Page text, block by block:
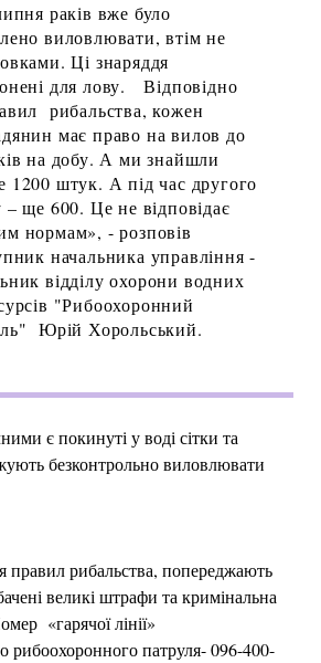
раків вже було
виловлювати, втім не
Ці знаряддя
для лову. Відповідно
рибальства, кожен
має право на вилов до
на добу. А ми знайшли
1200 штук. А під час другого
– ще 600. Це не відповідає
нормам», - розповів
начальника управління -
відділу охорони водних
"Рибоохоронний
Юрій Хорольський.
є покинуті у воді сітки та
безконтрольно виловлювати
правил рибальства, попереджають
великі штрафи та кримінальна
«гарячої лінії»
рибоохоронного патруля- 096-400-